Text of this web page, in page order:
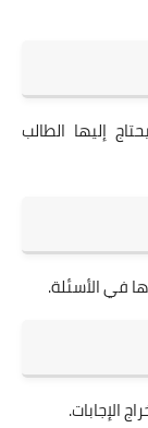
إليها الطالب
في الأسئلة.
الإجابات.